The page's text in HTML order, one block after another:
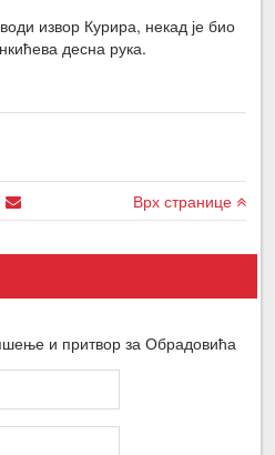
извор Курира, некад је био
десна рука.
Врх странице
и притвор за Обрадовића